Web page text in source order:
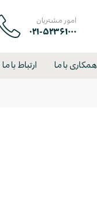
امور مشتریان
۰۲۱-۵۲۳۶۱۰۰۰
همکاری با ما ارتباط با ما